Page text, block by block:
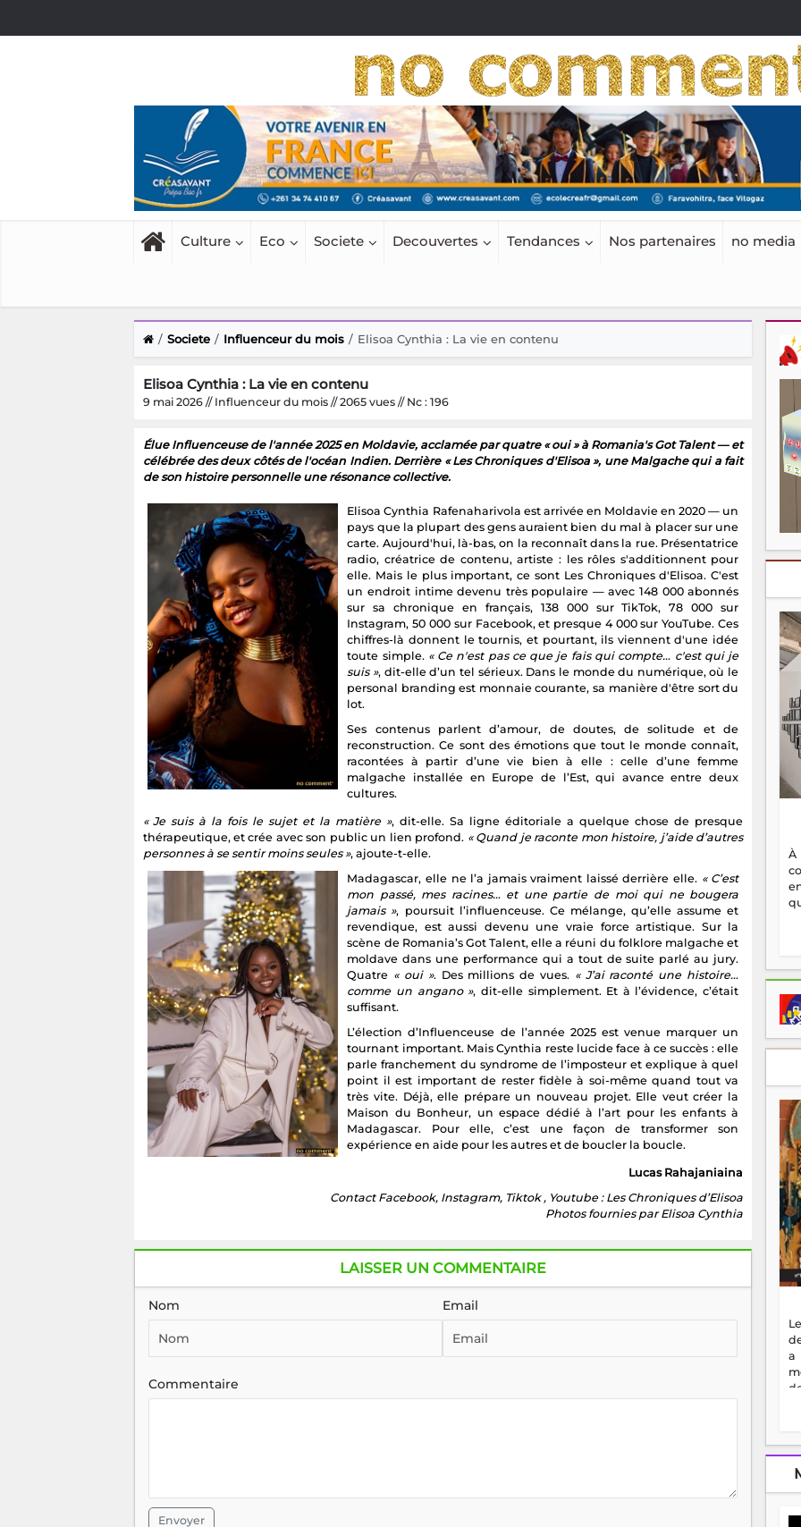
Culture Eco Societe Decouvertes Tendances Nos partenaires no media
Societe Influenceur du mois Elisoa Cynthia : La vie en contenu
Elisoa Cynthia : La vie en contenu
9 mai 2026 // Influenceur du mois // 2065 vues // Nc : 196
Élue Influenceuse de l'année 2025 en Moldavie, acclamée par quatre « oui » à Romania's Got Talent — et
célébrée des deux côtés de l'océan Indien. Derrière « Les Chroniques d'Elisoa », une Malgache qui a fait
de son histoire personnelle une résonance collective.
Elisoa Cynthia Rafenaharivola est arrivée en Moldavie en 2020 — un
pays que la plupart des gens auraient bien du mal à placer sur une
carte. Aujourd'hui, là-bas, on la reconnaît dans la rue. Présentatrice
radio, créatrice de contenu, artiste : les rôles s'additionnent pour
elle. Mais le plus important, ce sont Les Chroniques d'Elisoa. C'est
un endroit intime devenu très populaire — avec 148 000 abonnés
sur sa chronique en français, 138 000 sur TikTok, 78 000 sur
Instagram, 50 000 sur Facebook, et presque 4 000 sur YouTube. Ces
chiffres-là donnent le tournis, et pourtant, ils viennent d'une idée
toute simple. « Ce n'est pas ce que je fais qui compte… c'est qui je
suis », dit-elle d’un tel sérieux. Dans le monde du numérique, où le
personal branding est monnaie courante, sa manière d'être sort du
lot.
Ses contenus parlent d’amour, de doutes, de solitude et de
reconstruction. Ce sont des émotions que tout le monde connaît,
racontées à partir d’une vie bien à elle : celle d’une femme
malgache installée en Europe de l’Est, qui avance entre deux
cultures.
« Je suis à la fois le sujet et la matière », dit-elle. Sa ligne éditoriale a quelque chose de presque
thérapeutique, et crée avec son public un lien profond. « Quand je raconte mon histoire, j’aide d’autres
personnes à se sentir moins seules », ajoute-t-elle.
Madagascar, elle ne l’a jamais vraiment laissé derrière elle. « C’est
mon passé, mes racines… et une partie de moi qui ne bougera
jamais », poursuit l’influenceuse. Ce mélange, qu’elle assume et
revendique, est aussi devenu une vraie force artistique. Sur la
scène de Romania’s Got Talent, elle a réuni du folklore malgache et
moldave dans une performance qui a tout de suite parlé au jury.
Quatre « oui ». Des millions de vues. « J’ai raconté une histoire…
comme un angano », dit-elle simplement. Et à l’évidence, c’était
suffisant.
L’élection d’Influenceuse de l’année 2025 est venue marquer un
tournant important. Mais Cynthia reste lucide face à ce succès : elle
parle franchement du syndrome de l’imposteur et explique à quel
point il est important de rester fidèle à soi-même quand tout va
très vite. Déjà, elle prépare un nouveau projet. Elle veut créer la
Maison du Bonheur, un espace dédié à l’art pour les enfants à
Madagascar. Pour elle, c’est une façon de transformer son
expérience en aide pour les autres et de boucler la boucle.
Lucas Rahajaniaina
Contact Facebook, Instagram, Tiktok , Youtube : Les Chroniques d’Elisoa
Photos fournies par Elisoa Cynthia
LAISSER UN COMMENTAIRE
Nom Email
Commentaire
Envoyer
a